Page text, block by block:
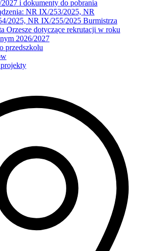
2027 i dokumenty do pobrania
NR IX/253/2025, NR
2025, NR IX/255/2025 Burmistrza
Orzesze dotyczące rekrutacji w roku
2026/2027
przedszkolu